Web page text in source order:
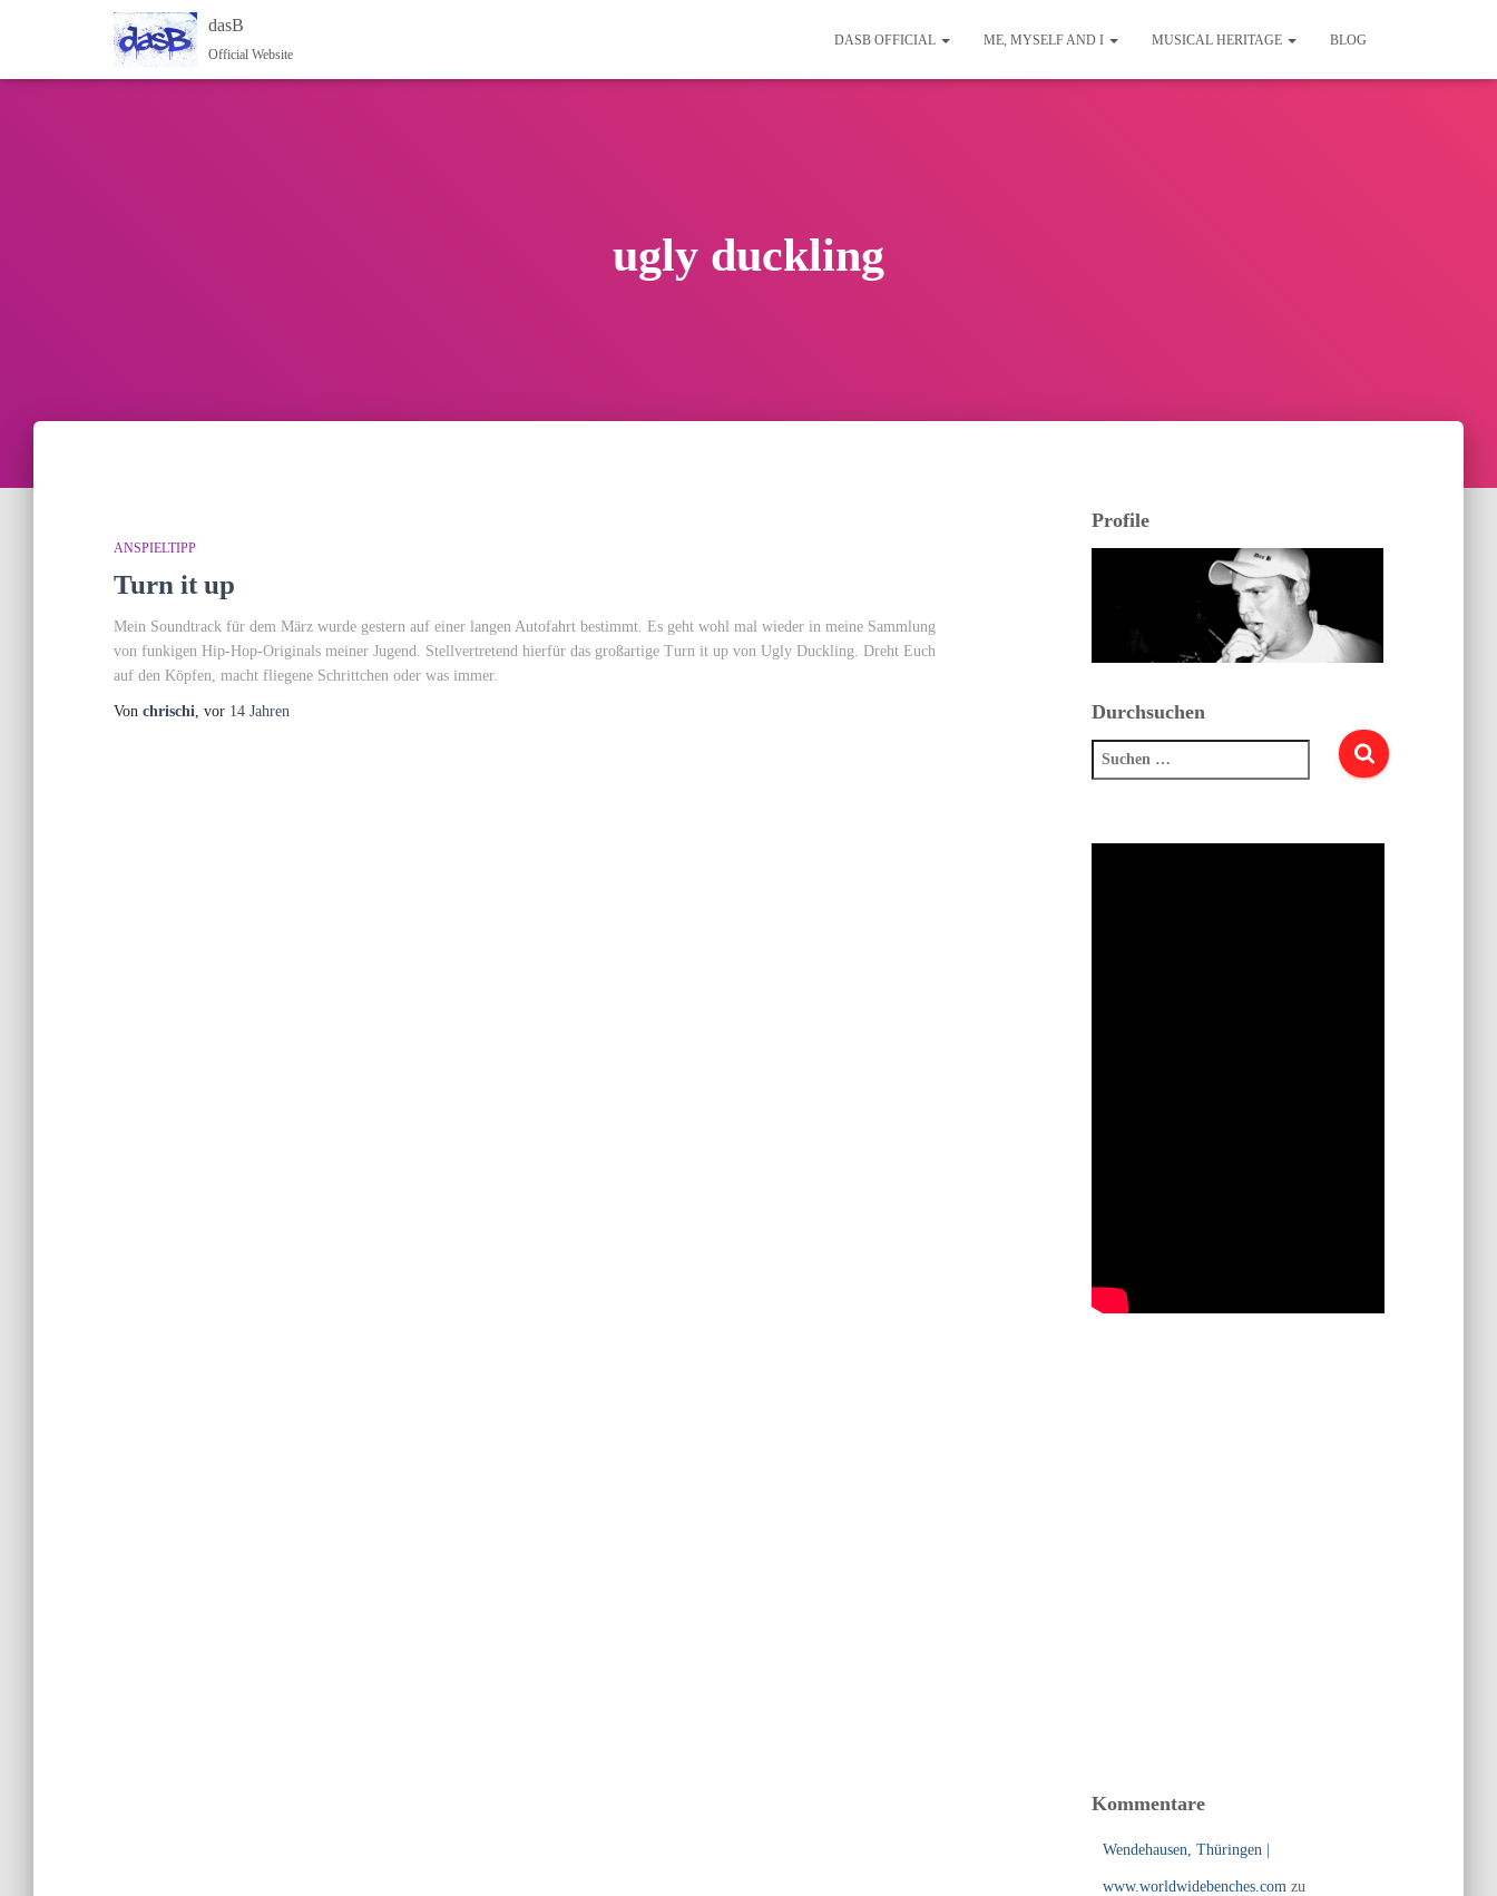
dasB
Official Website
DASB OFFICIAL ME, MYSELF AND I MUSICAL HERITAGE BLOG
ugly duckling
ANSPIELTIPP
Turn it up
Mein Soundtrack für dem März wurde gestern auf einer langen Autofahrt bestimmt. Es geht wohl mal wieder in meine Sammlung
von funkigen Hip-Hop-Originals meiner Jugend. Stellvertretend hierfür das großartige Turn it up von Ugly Duckling. Dreht Euch
auf den Köpfen, macht fliegene Schrittchen oder was immer.
Von chrischi, vor 14 Jahren
Profile
Durchsuchen
Suchen
nach:
Kommentare
Wendehausen, Thüringen |
www.worldwidebenches.com zu